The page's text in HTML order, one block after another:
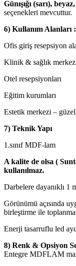
Günışığı (sarı),
seçenekleri mevcuttur.
6) Kullanım Alanları :
Ofis giriş resepsiyon
Klinik & sağlık merkezi
Otel resepsiyonları
Eğitim kurumları
Estetik merkezi –
7) Teknik Yapı
1.sınıf MDF-lam
A kalite de olsa (
kullanılmaz.
Darbelere dayanıklı 1
Görünümü açısında
birleştirme ile
Enerji tasarruflu led
8) Renk & Opsiyon
Entegre MDFLAM